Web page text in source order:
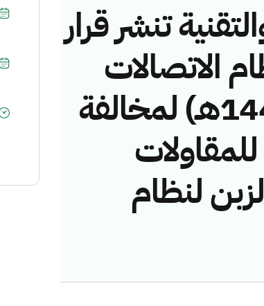
تنشر قرار
الاتصالات
رقم (42743525/ق/1443هـ) لمخالفة
لنظام